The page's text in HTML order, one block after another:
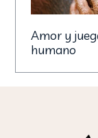
Amor y
humano